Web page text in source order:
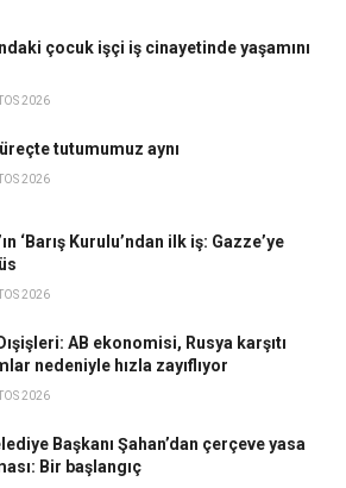
çocuk işçi iş cinayetinde yaşamını
2026
tutumumuz aynı
2026
‘Barış Kurulu’ndan ilk iş: Gazze’ye
2026
AB ekonomisi, Rusya karşıtı
nedeniyle hızla zayıflıyor
2026
Başkanı Şahan’dan çerçeve yasa
Bir başlangıç